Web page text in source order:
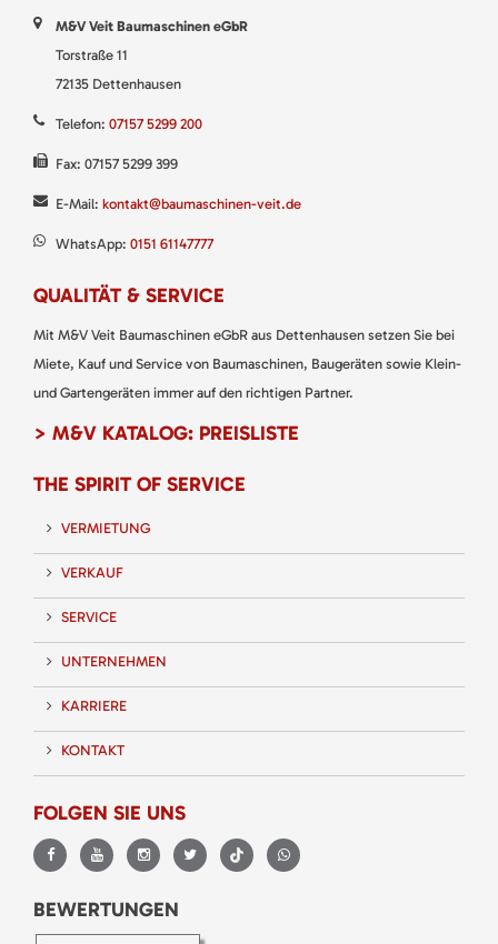
M&V Veit Baumaschinen eGbR
Torstraße 11
72135 Dettenhausen
Telefon: 07157 5299 200
Fax: 07157 5299 399
E-Mail: kontakt@baumaschinen-veit.de
WhatsApp: 0151 61147777
QUALITÄT & SERVICE
Mit M&V Veit Baumaschinen eGbR aus Dettenhausen setzen Sie bei
Miete, Kauf und Service von Baumaschinen, Baugeräten sowie Klein-
und Gartengeräten immer auf den richtigen Partner.
> M&V KATALOG: PREISLISTE
THE SPIRIT OF SERVICE
VERMIETUNG
VERKAUF
SERVICE
UNTERNEHMEN
KARRIERE
KONTAKT
FOLGEN SIE UNS
BEWERTUNGEN